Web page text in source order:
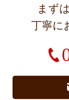
まず
丁寧に